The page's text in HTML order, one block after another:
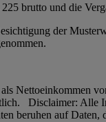
225 brutto und die
der
Nettoeinkommen
Disclaimer: Alle
beruhen auf